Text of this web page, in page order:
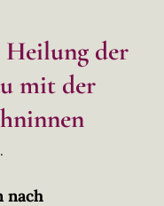
Heilung der
mit der
nach